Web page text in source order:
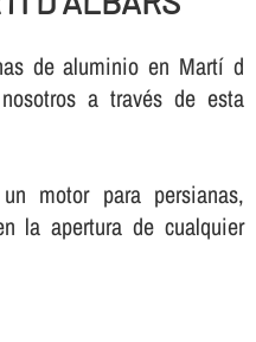
de aluminio en Martí d
a través de esta
motor para persianas,
la apertura de cualquier